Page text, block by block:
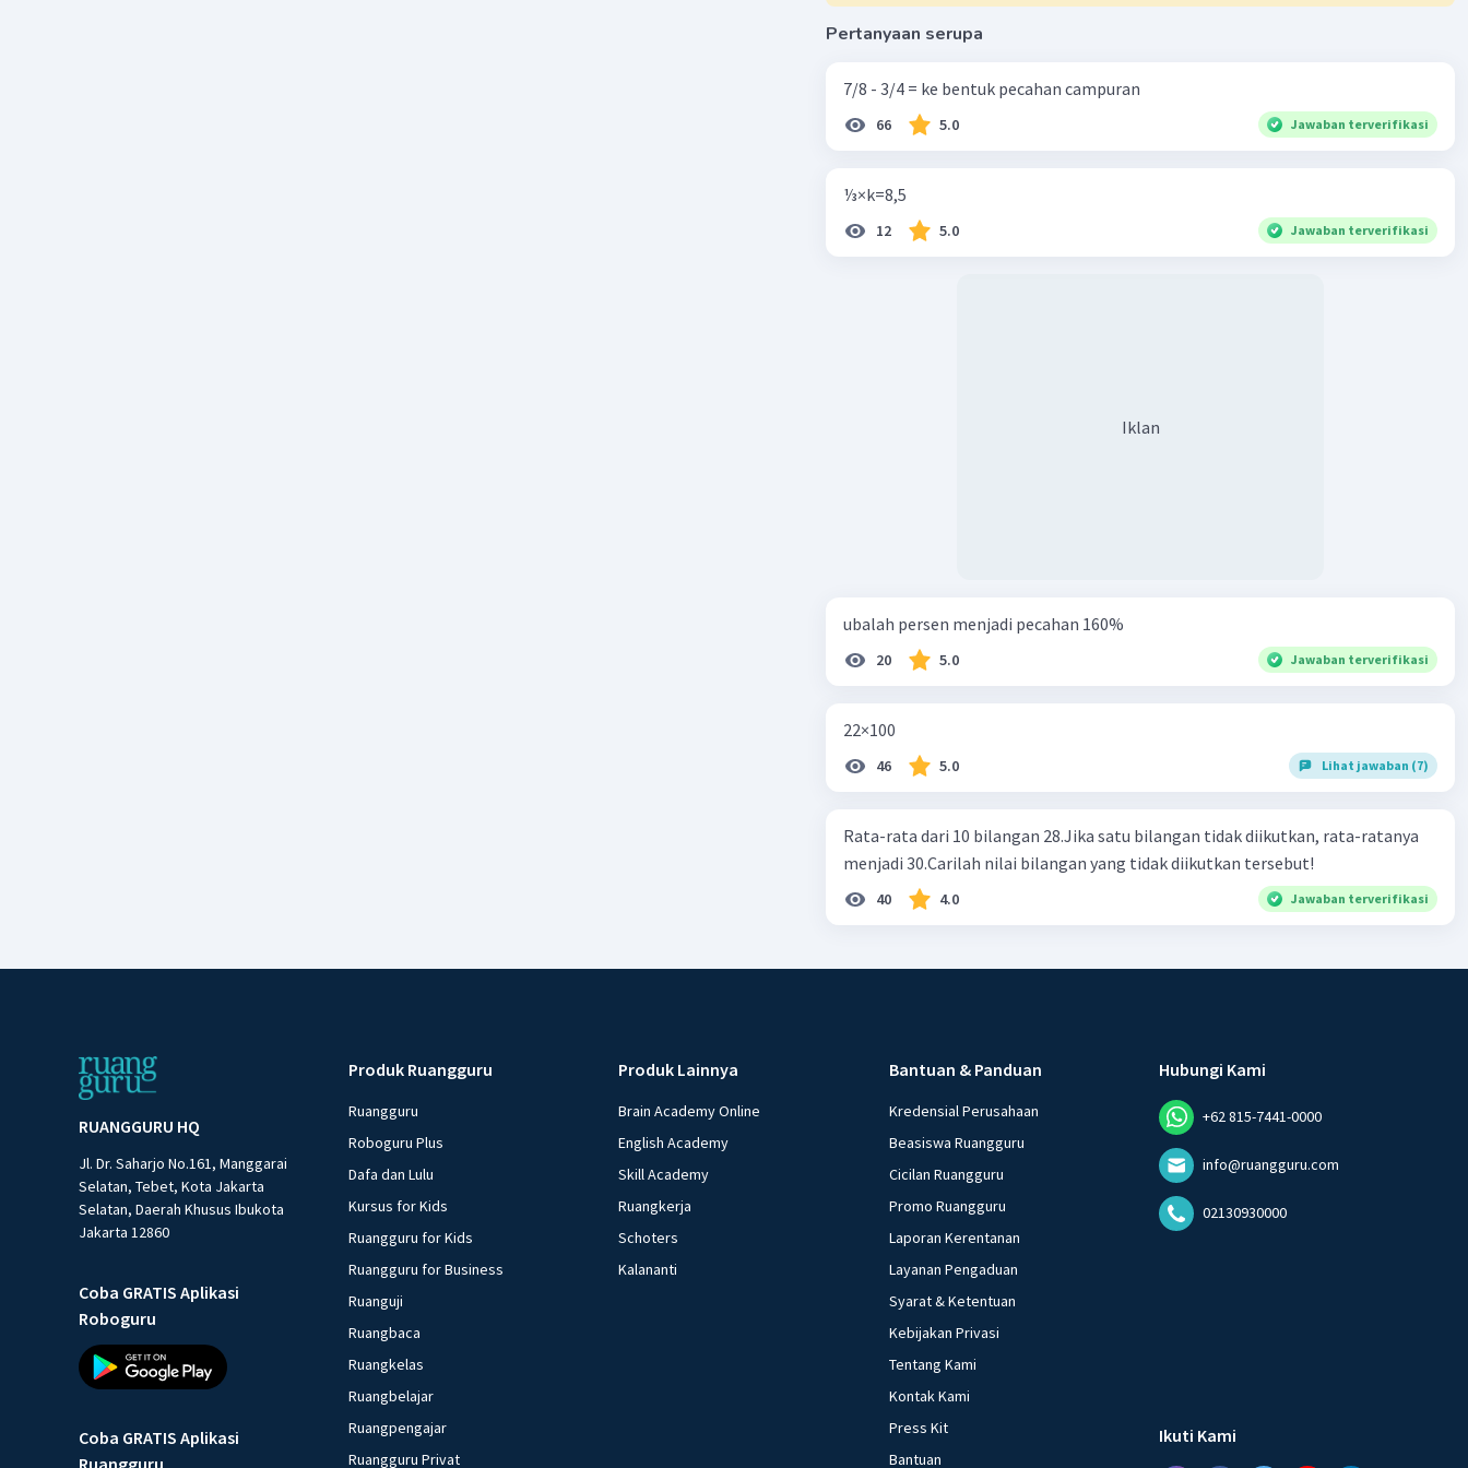
Arina A
9.856 cm²
Pertanyaan serupa
7/8 - 3/4 = ke bentuk pecahan campuran
66 5.0 Jawaban terverifikasi
⅓×k=8,5
12 5.0 Jawaban terverifikasi
Iklan
ubalah persen menjadi pecahan 160%
20 5.0 Jawaban terverifikasi
22×100
46 5.0 Lihat jawaban (7)
Rata-rata dari 10 bilangan 28.Jika satu bilangan tidak diikutkan, rata-ratanya
menjadi 30.Carilah nilai bilangan yang tidak diikutkan tersebut!
40 4.0 Jawaban terverifikasi
RUANGGURU HQ
Jl. Dr. Saharjo No.161, Manggarai
Selatan, Tebet, Kota Jakarta
Selatan, Daerah Khusus Ibukota
Jakarta 12860
Coba GRATIS Aplikasi
Roboguru
Coba GRATIS Aplikasi
Produk Ruangguru
Ruangguru
Roboguru Plus
Dafa dan Lulu
Kursus for Kids
Ruangguru for Kids
Ruangguru for Business
Ruanguji
Ruangbaca
Ruangkelas
Ruangbelajar
Ruangpengajar
Ruangguru Privat
Produk Lainnya
Brain Academy Online
English Academy
Skill Academy
Ruangkerja
Schoters
Kalananti
Bantuan & Panduan
Kredensial Perusahaan
Beasiswa Ruangguru
Cicilan Ruangguru
Promo Ruangguru
Laporan Kerentanan
Layanan Pengaduan
Syarat & Ketentuan
Kebijakan Privasi
Tentang Kami
Kontak Kami
Press Kit
Bantuan
Hubungi Kami
+62 815-7441-0000
info@ruangguru.com
02130930000
Ikuti Kami